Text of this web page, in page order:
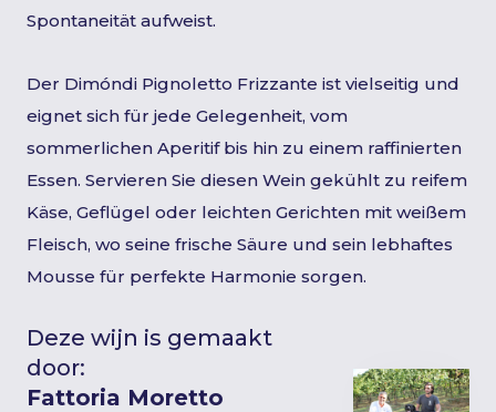
Spontaneität aufweist.
Der Dimóndi Pignoletto Frizzante ist vielseitig und
eignet sich für jede Gelegenheit, vom
sommerlichen Aperitif bis hin zu einem raffinierten
Essen. Servieren Sie diesen Wein gekühlt zu reifem
Käse, Geflügel oder leichten Gerichten mit weißem
Fleisch, wo seine frische Säure und sein lebhaftes
Mousse für perfekte Harmonie sorgen.
Deze wijn is gemaakt
door:
Fattoria Moretto